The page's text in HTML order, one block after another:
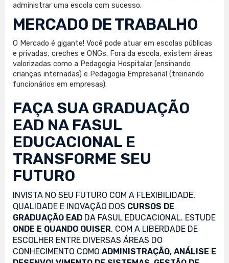
administrar uma escola com sucesso.
MERCADO DE TRABALHO
O Mercado é gigante! Você pode atuar em escolas públicas
e privadas, creches e ONGs. Fora da escola, existem áreas
valorizadas como a Pedagogia Hospitalar (ensinando
crianças internadas) e Pedagogia Empresarial (treinando
funcionários em empresas).
FAÇA SUA GRADUAÇÃO
EAD NA FASUL
EDUCACIONAL E
TRANSFORME SEU
FUTURO
INVISTA NO SEU FUTURO COM A FLEXIBILIDADE,
QUALIDADE E INOVAÇÃO DOS CURSOS DE
GRADUAÇÃO EAD DA FASUL EDUCACIONAL. ESTUDE
ONDE E QUANDO QUISER, COM A LIBERDADE DE
ESCOLHER ENTRE DIVERSAS ÁREAS DO
CONHECIMENTO COMO ADMINISTRAÇÃO, ANÁLISE E